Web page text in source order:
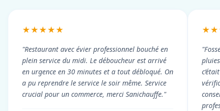
★★★★★
"Restaurant avec évier professionnel bouché en
plein service du midi. Le déboucheur est arrivé
en urgence en 30 minutes et a tout débloqué. On
a pu reprendre le service le soir même. Service
crucial pour un commerce, merci Sanichauffe."